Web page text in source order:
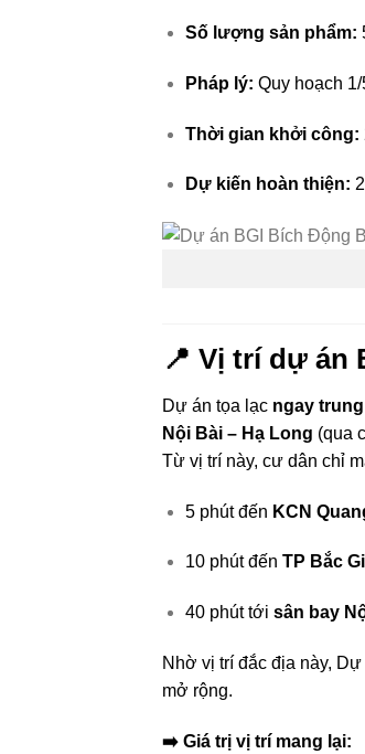
Số lượng sản phẩm:
Pháp lý: Quy hoạch
Thời gian khởi công:
Dự kiến hoàn thiện:
📍 Vị trí dự án
Dự án tọa lạc ngay
Nội Bài – Hạ Long (qua
Từ vị trí này, cư dân chỉ
5 phút đến KCN
10 phút đến TP Bắc
40 phút tới sân bay
Nhờ vị trí đắc địa này,
mở rộng.
➡️ Giá trị vị trí mang lại: